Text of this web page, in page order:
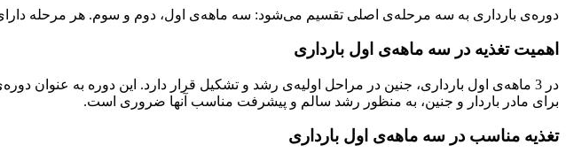
دوره‌ی بارداری به سه مرحله‌ی اصلی تقسیم می‌شود: سه ماهه‌ی اول، دوم و سوم. هر مرحله دارای
اهمیت تغذیه در سه ماهه‌ی اول بارداری
در 3 ماهه‌ی اول بارداری، جنین در مراحل اولیه‌ی رشد و تشکیل قرار دارد. این دوره به
برای مادر باردار و جنین، به منظور رشد سالم و پیشرفت مناسب آنها ضروری است.
تغذیه مناسب در سه ماهه‌ی اول بارداری